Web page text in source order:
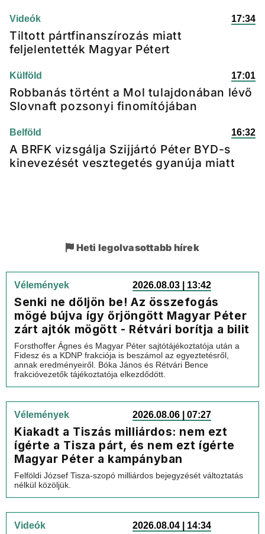
Videók 17:34
Tiltott pártfinanszírozás miatt
feljelentették Magyar Pétert
Külföld 17:01
Robbanás történt a Mol tulajdonában lévő
Slovnaft pozsonyi finomítójában
Belföld 16:32
A BRFK vizsgálja Szijjártó Péter BYD-s
kinevezését vesztegetés gyanúja miatt
Heti legolvasottabb hírek
Vélemények 2026.08.03 | 13:42
Senki ne dőljön be! Az összefogás
mögé bújva így őrjöngött Magyar Péter
zárt ajtók mögött - Rétvári borítja a bilit
Forsthoffer Ágnes és Magyar Péter sajtótájékoztatója után a
Fidesz és a KDNP frakciója is beszámol az egyeztetésről,
annak eredményeiről. Bóka János és Rétvári Bence
frakcióvezetők tájékoztatója elkezdődött.
Vélemények 2026.08.06 | 07:27
Kiakadt a Tiszás milliárdos: nem ezt
ígérte a Tisza párt, és nem ezt ígérte
Magyar Péter a kampányban
Felföldi József Tisza-szopó milliárdos bejegyzését változtatás
nélkül közöljük.
Videók 2026.08.04 | 14:34